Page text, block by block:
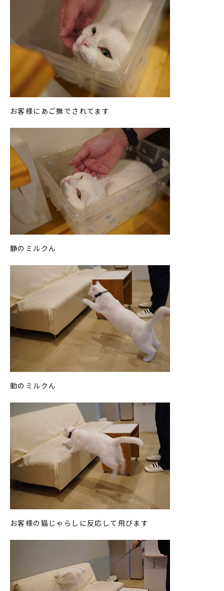
お客様にあご撫でされてます
静のミルクん
動のミルクん
お客様の猫じゃらしに反応して飛びます